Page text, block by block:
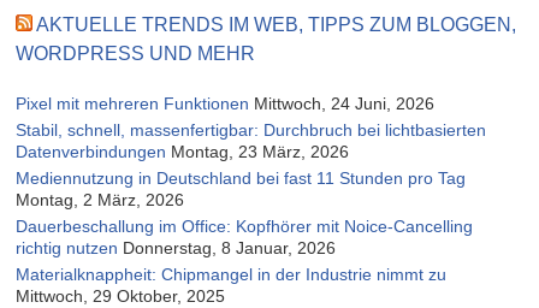
AKTUELLE TRENDS IM WEB, TIPPS ZUM BLOGGEN,
WORDPRESS UND MEHR
Pixel mit mehreren Funktionen Mittwoch, 24 Juni, 2026
Stabil, schnell, massenfertigbar: Durchbruch bei lichtbasierten
Datenverbindungen Montag, 23 März, 2026
Mediennutzung in Deutschland bei fast 11 Stunden pro Tag
Montag, 2 März, 2026
Dauerbeschallung im Office: Kopfhörer mit Noice-Cancelling
richtig nutzen Donnerstag, 8 Januar, 2026
Materialknappheit: Chipmangel in der Industrie nimmt zu
Mittwoch, 29 Oktober, 2025